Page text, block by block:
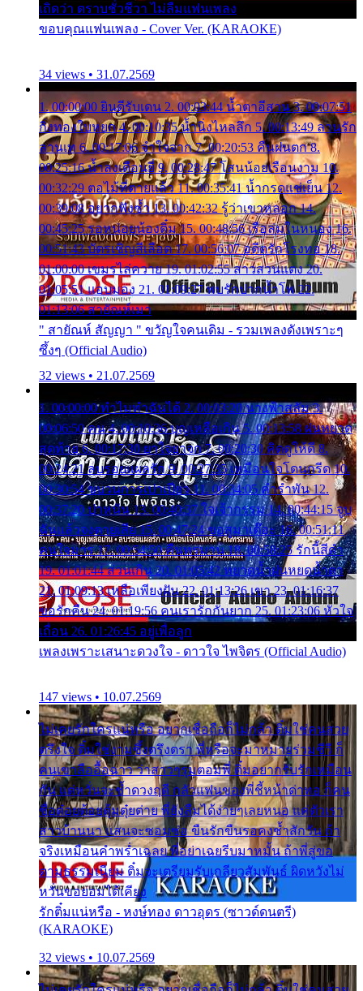
เถิดว่า ตราบชั่วชีวา ไม่ลืมแฟนเพลง
ขอบคุณแฟนเพลง - Cover Ver. (KARAOKE)
34 views • 31.07.2569
1. 00:00:00 ยินดีรับเดน 2. 00:03:44 น้ำตาอีสาน 3. 00:07:51
กิ่งทองใบหยก 4. 00:10:35 น้ำนิ่งไหลลึก 5. 00:13:49 ลานรัก
ลานเท 6. 00:17:06 จำใจจาก 7. 00:20:53 คืนฝนตก 8.
00:25:16 น้ำลงเดือนยี่ 9. 00:28:47 โสนน้อยเรือนงาม 10.
00:32:29 ตอไม้ที่ตายแล้ว 11. 00:35:41 น้ำกรดแช่เย็น 12.
00:39:08 อยากฟังซ้ำ 13. 00:42:32 รู้ว่าเขาหลอก 14.
00:45:25 รอหน่อยน้องติ๋ม 15. 00:48:56 เรือล่มในหนอง 16.
00:51:43 บัตรเชิญสีเลือด 17. 00:56:07 อดีตรักโรงทอ 18.
01:00:00 เขมรไล่ควาย 19. 01:02:55 สาวสวนแตง 20.
01:05:51 แอบมอง 21. 01:09:27 พบรักปากน้ำโพ 22.
01:13:06 สายัณห์เมา
" สายัณห์ สัญญา " ขวัญใจคนเดิม - รวมเพลงดังเพราะๆ
ซึ้งๆ (Official Audio)
32 views • 21.07.2569
1. 00:00:00 ทำไมทำฉันได้ 2. 00:03:20 นางฟ้าสลัม 3.
00:06:50 คน 4. 00:10:36 บุญเหลือเกิน 5. 00:13:58 ฝนหยาด
สุดท้าย 6. 00:17:30 ยาใจยาจก 7. 00:20:30 คิดดูให้ดี 8.
00:24:21 ลบรอยแผลรัก 9. 00:27:35 เหมือนใจโดนกรีด 10.
00:30:54 ขบวนการเปาเปียว 11. 00:34:05 คำรำพัน 12.
00:37:20 ปาหนัน 13. 00:40:37 ใจเจ้ากรรม 14. 00:44:15 จูบ
ฉันแล้วจงตายเสีย 15. 00:47:24 ขอสูมาเต๊อะ 16. 00:51:11
คนใจมาร 17. 00:54:50 คืนทรมาน 18. 00:58:25 รักนี้สีดำ
19. 01:01:44 ส่วนเกิน 20. 01:05:42 หยาดน้ำฝนหยดน้ำตา
21. 01:09:13 เหลือเพียงฝัน 22. 01:13:26 เขา 23. 01:16:37
ขอรักคืน 24. 01:19:56 คนเรารักกันยาก 25. 01:23:06 หัวใจ
เถื่อน 26. 01:26:45 อยู่เพื่อลูก
เพลงเพราะเสนาะดวงใจ - ดาวใจ ไพจิตร (Official Audio)
147 views • 10.07.2569
ไม่เคยรักใครแน่หรือ อยากเชื่อถือก็ไม่กล้า ติ๋มใช่คนสวย
ตรึงใจ ติ๋มใช่งามซึ้งตรึงตรา พี่หรือจะมาหมายร่วมชีวี ก็
คนเขาลืออื้อฉาว ว่าสาวๆรุมตอมพี่ ติ๋มอยากรับรักเหมือน
กัน แต่หวั่นจะช้ำดวงฤดี กลัวแฟนของพี่ชี้หน้าด่าทอ ก็คน
ชื่อต๋อยต้อยตุ้มตุ๋ยต่าย พี่ยังลืมได้ง่ายๆเลยหนอ แค่ตัวเรา
สาวบ้านนา แสนจะซอมซ่อ ขืนรักขืนรอคงช้ำสักวัน ถ้า
จริงเหมือนคำพร่ำเฉลย พี่อย่าเฉยรีบมาหมั้น ถ้าพี่สู่ขอ
ตามธรรมเนียม ติ๋มจะเตรียมรับเกลียวสัมพันธ์ ผิดหวังไม่
หวั่นขอยอมได้เคียง
รักติ๋มแน่หรือ - หงษ์ทอง ดาวอุดร (ซาวด์ดนตรี)
(KARAOKE)
32 views • 10.07.2569